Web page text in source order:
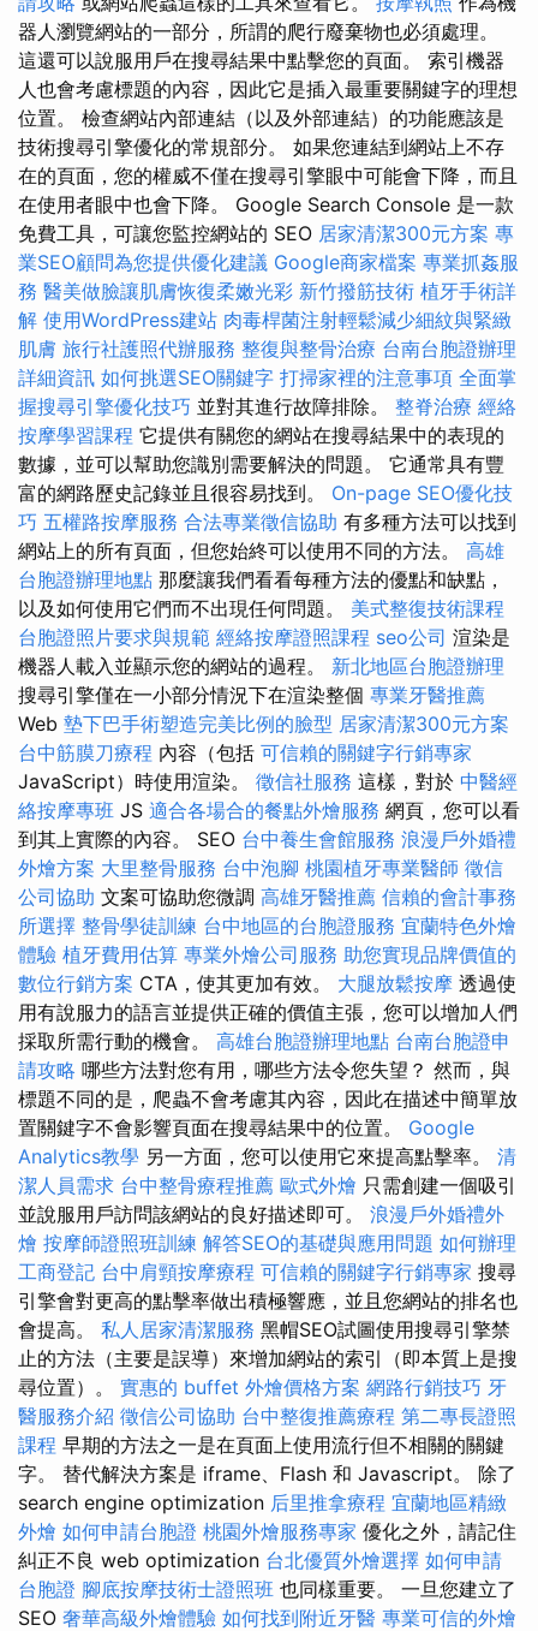
器人瀏覽網站的一部分，所謂的爬行廢棄物也必須處理。
這還可以說服用戶在搜尋結果中點擊您的頁面。 索引機器
人也會考慮標題的內容，因此它是插入最重要關鍵字的理想
位置。 檢查網站內部連結（以及外部連結）的功能應該是
技術搜尋引擎優化的常規部分。 如果您連結到網站上不存
在的頁面，您的權威不僅在搜尋引擎眼中可能會下降，而且
在使用者眼中也會下降。 Google Search Console 是一款
免費工具，可讓您監控網站的 SEO 居家清潔300元方案 專
業SEO顧問為您提供優化建議 Google商家檔案 專業抓姦服
務 醫美做臉讓肌膚恢復柔嫩光彩 新竹撥筋技術 植牙手術詳
解 使用WordPress建站 肉毒桿菌注射輕鬆減少細紋與緊緻
肌膚 旅行社護照代辦服務 整復與整骨治療 台南台胞證辦理
詳細資訊 如何挑選SEO關鍵字 打掃家裡的注意事項 全面掌
握搜尋引擎優化技巧 並對其進行故障排除。 整脊治療 經絡
按摩學習課程 它提供有關您的網站在搜尋結果中的表現的
數據，並可以幫助您識別需要解決的問題。 它通常具有豐
富的網路歷史記錄並且很容易找到。 On-page SEO優化技
巧 五權路按摩服務 合法專業徵信協助 有多種方法可以找到
網站上的所有頁面，但您始終可以使用不同的方法。 高雄
台胞證辦理地點 那麼讓我們看看每種方法的優點和缺點，
以及如何使用它們而不出現任何問題。 美式整復技術課程
台胞證照片要求與規範 經絡按摩證照課程 seo公司 渲染是
機器人載入並顯示您的網站的過程。 新北地區台胞證辦理
搜尋引擎僅在一小部分情況下在渲染整個 專業牙醫推薦
Web 墊下巴手術塑造完美比例的臉型 居家清潔300元方案
台中筋膜刀療程 內容（包括 可信賴的關鍵字行銷專家
JavaScript）時使用渲染。 徵信社服務 這樣，對於 中醫經
絡按摩專班 JS 適合各場合的餐點外燴服務 網頁，您可以看
到其上實際的內容。 SEO 台中養生會館服務 浪漫戶外婚禮
外燴方案 大里整骨服務 台中泡腳 桃園植牙專業醫師 徵信
公司協助 文案可協助您微調 高雄牙醫推薦 信賴的會計事務
所選擇 整骨學徒訓練 台中地區的台胞證服務 宜蘭特色外燴
體驗 植牙費用估算 專業外燴公司服務 助您實現品牌價值的
數位行銷方案 CTA，使其更加有效。 大腿放鬆按摩 透過使
用有說服力的語言並提供正確的價值主張，您可以增加人們
採取所需行動的機會。 高雄台胞證辦理地點 台南台胞證申
請攻略 哪些方法對您有用，哪些方法令您失望？ 然而，與
標題不同的是，爬蟲不會考慮其內容，因此在描述中簡單放
置關鍵字不會影響頁面在搜尋結果中的位置。 Google
Analytics教學 另一方面，您可以使用它來提高點擊率。 清
潔人員需求 台中整骨療程推薦 歐式外燴 只需創建一個吸引
並說服用戶訪問該網站的良好描述即可。 浪漫戶外婚禮外
燴 按摩師證照班訓練 解答SEO的基礎與應用問題 如何辦理
工商登記 台中肩頸按摩療程 可信賴的關鍵字行銷專家 搜尋
引擎會對更高的點擊率做出積極響應，並且您網站的排名也
會提高。 私人居家清潔服務 黑帽SEO試圖使用搜尋引擎禁
止的方法（主要是誤導）來增加網站的索引（即本質上是搜
尋位置）。 實惠的 buffet 外燴價格方案 網路行銷技巧 牙
醫服務介紹 徵信公司協助 台中整復推薦療程 第二專長證照
課程 早期的方法之一是在頁面上使用流行但不相關的關鍵
字。 替代解決方案是 iframe、Flash 和 Javascript。 除了
search engine optimization 后里推拿療程 宜蘭地區精緻
外燴 如何申請台胞證 桃園外燴服務專家 優化之外，請記住
糾正不良 web optimization 台北優質外燴選擇 如何申請
台胞證 腳底按摩技術士證照班 也同樣重要。 一旦您建立了
SEO 奢華高級外燴體驗 如何找到附近牙醫 專業可信的外燴